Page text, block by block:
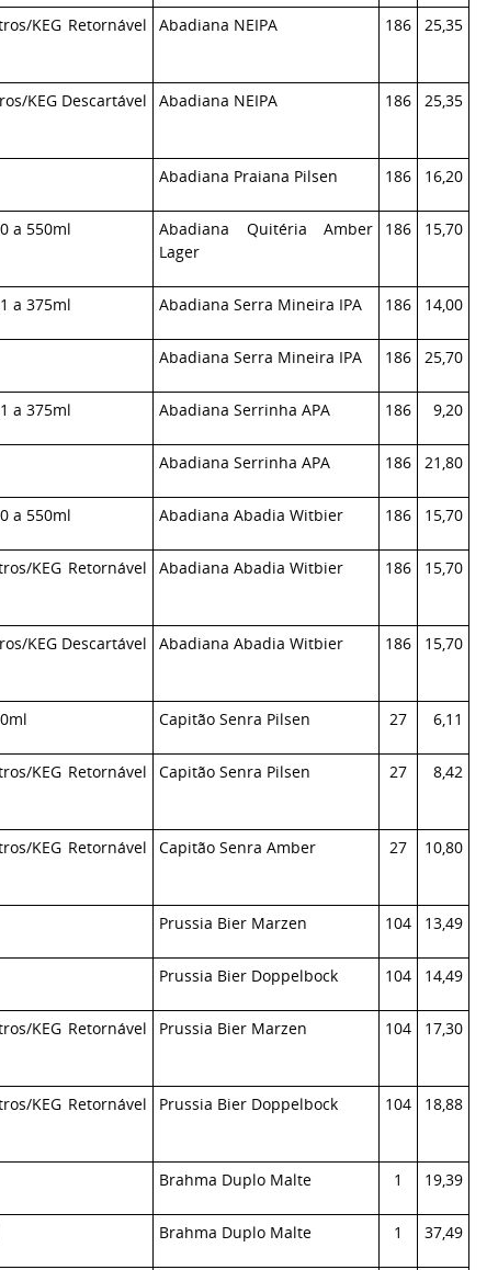
KEG Retornável
Abadiana NEIPA 186 25,35
KEG Descartável
Abadiana NEIPA 186 25,35
Abadiana Praiana Pilsen 186 16,20
a 550ml
Abadiana Quitéria Amber
Lager
186 15,70
a 375ml Abadiana Serra Mineira IPA 186 14,00
Abadiana Serra Mineira IPA 186 25,70
a 375ml Abadiana Serrinha APA 186 9,20
Abadiana Serrinha APA 186 21,80
a 550ml Abadiana Abadia Witbier 186 15,70
KEG Retornável
Abadiana Abadia Witbier 186 15,70
KEG Descartável
Abadiana Abadia Witbier 186 15,70
Capitão Senra Pilsen 27 6,11
KEG Retornável
Capitão Senra Pilsen 27 8,42
KEG Retornável
Capitão Senra Amber 27 10,80
Prussia Bier Marzen 104 13,49
Prussia Bier Doppelbock 104 14,49
KEG Retornável
Prussia Bier Marzen 104 17,30
KEG Retornável
Prussia Bier Doppelbock 104 18,88
Brahma Duplo Malte 1 19,39
Brahma Duplo Malte 1 37,49